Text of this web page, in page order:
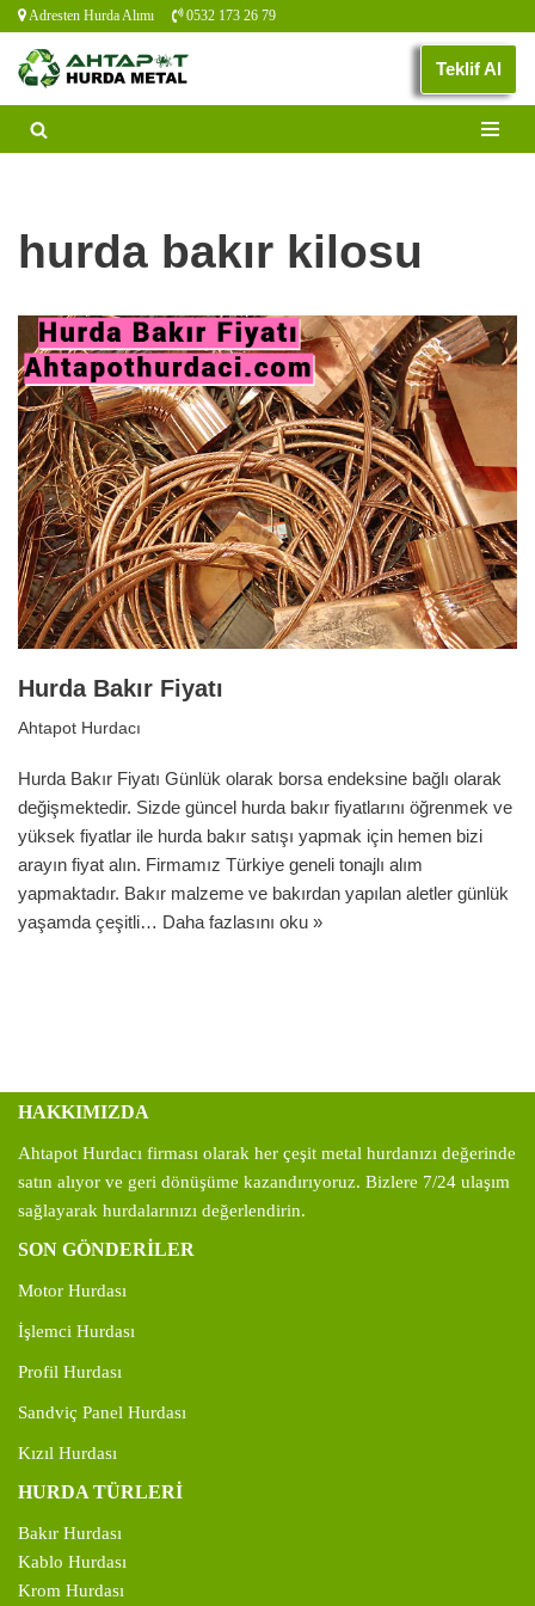
İçeriğe
geç
Adresten Hurda Alımı 0532 173 26 79
Teklif Al
hurda bakır kilosu
Hurda Bakır Fiyatı
Ahtapot Hurdacı
Hurda Bakır Fiyatı Günlük olarak borsa endeksine bağlı olarak
değişmektedir. Sizde güncel hurda bakır fiyatlarını öğrenmek ve
yüksek fiyatlar ile hurda bakır satışı yapmak için hemen bizi
arayın fiyat alın. Firmamız Türkiye geneli tonajlı alım
yapmaktadır. Bakır malzeme ve bakırdan yapılan aletler günlük
yaşamda çeşitli… Daha fazlasını oku »
HAKKIMIZDA
Ahtapot Hurdacı firması olarak her çeşit metal hurdanızı değerinde
satın alıyor ve geri dönüşüme kazandırıyoruz. Bizlere 7/24 ulaşım
sağlayarak hurdalarınızı değerlendirin.
SON GÖNDERİLER
Motor Hurdası
İşlemci Hurdası
Profil Hurdası
Sandviç Panel Hurdası
Kızıl Hurdası
HURDA TÜRLERİ
Bakır Hurdası
Kablo Hurdası
Krom Hurdası